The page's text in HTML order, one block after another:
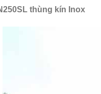
thùng kín Inox